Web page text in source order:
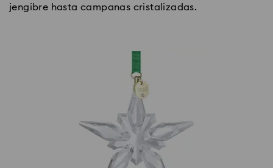
jengibre hasta campanas cristalizadas.